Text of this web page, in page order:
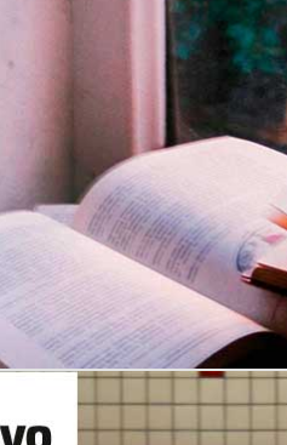
es
Bilingue - Anos
FUNDAMENTAL
Reduzidas